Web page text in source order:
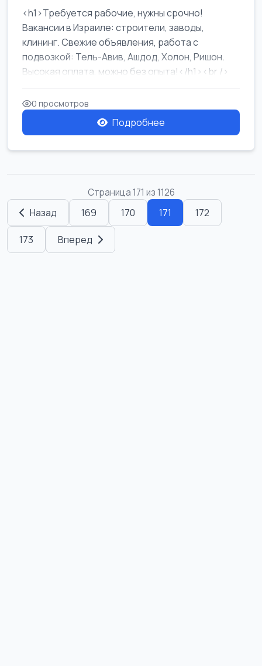
<h1>Требуется рабочие, нужны срочно!
Вакансии в Израиле: строители, заводы,
клининг. Свежие объявления, работа с
подвозкой: Тель-Авив, Ашдод, Холон, Ришон.
Высокая оплата, можно без опыта!</h1><br />
...
0 просмотров
Подробнее
Страница 171 из 1126
Назад 169 170 171 172
173 Вперед